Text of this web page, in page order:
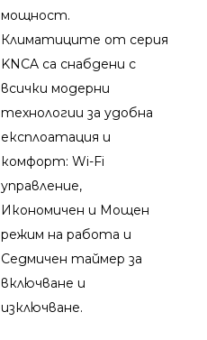
мощност.
Климатиците от серия
KNCA са снабдени с
всички модерни
технологии за удобна
експлоатация и
комфорт: Wi-Fi
управление,
Икономичен и Мощен
режим на работа и
Седмичен таймер за
включване и
изключване.